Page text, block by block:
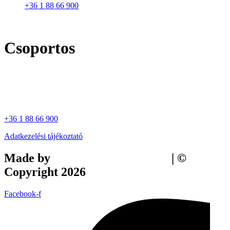
+36 1 88 66 900
Csoportos
+36 1 88 66 900
Adatkezelési tájékoztató
Made by
| ©
Copyright 2026
Facebook-f